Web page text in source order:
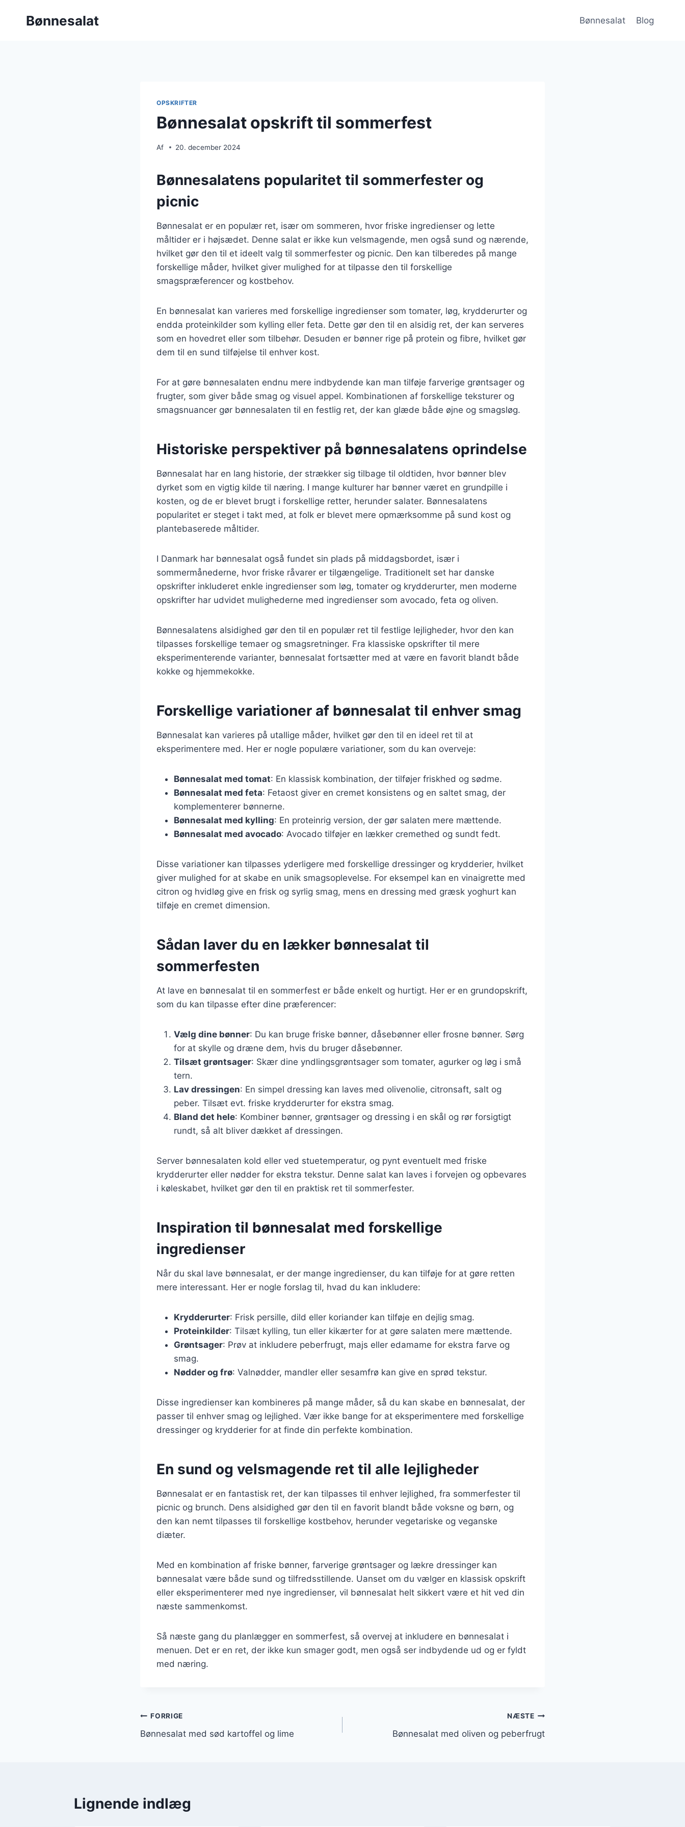
Bønnesalat Bønnesalat Blog
OPSKRIFTER
Bønnesalat opskrift til sommerfest
Af 20. december 2024
Bønnesalatens popularitet til sommerfester og
picnic
Bønnesalat er en populær ret, især om sommeren, hvor friske ingredienser og lette
måltider er i højsædet. Denne salat er ikke kun velsmagende, men også sund og nærende,
hvilket gør den til et ideelt valg til sommerfester og picnic. Den kan tilberedes på mange
forskellige måder, hvilket giver mulighed for at tilpasse den til forskellige
smagspræferencer og kostbehov.
En bønnesalat kan varieres med forskellige ingredienser som tomater, løg, krydderurter og
endda proteinkilder som kylling eller feta. Dette gør den til en alsidig ret, der kan serveres
som en hovedret eller som tilbehør. Desuden er bønner rige på protein og fibre, hvilket gør
dem til en sund tilføjelse til enhver kost.
For at gøre bønnesalaten endnu mere indbydende kan man tilføje farverige grøntsager og
frugter, som giver både smag og visuel appel. Kombinationen af forskellige teksturer og
smagsnuancer gør bønnesalaten til en festlig ret, der kan glæde både øjne og smagsløg.
Historiske perspektiver på bønnesalatens oprindelse
Bønnesalat har en lang historie, der strækker sig tilbage til oldtiden, hvor bønner blev
dyrket som en vigtig kilde til næring. I mange kulturer har bønner været en grundpille i
kosten, og de er blevet brugt i forskellige retter, herunder salater. Bønnesalatens
popularitet er steget i takt med, at folk er blevet mere opmærksomme på sund kost og
plantebaserede måltider.
I Danmark har bønnesalat også fundet sin plads på middagsbordet, især i
sommermånederne, hvor friske råvarer er tilgængelige. Traditionelt set har danske
opskrifter inkluderet enkle ingredienser som løg, tomater og krydderurter, men moderne
opskrifter har udvidet mulighederne med ingredienser som avocado, feta og oliven.
Bønnesalatens alsidighed gør den til en populær ret til festlige lejligheder, hvor den kan
tilpasses forskellige temaer og smagsretninger. Fra klassiske opskrifter til mere
eksperimenterende varianter, bønnesalat fortsætter med at være en favorit blandt både
kokke og hjemmekokke.
Forskellige variationer af bønnesalat til enhver smag
Bønnesalat kan varieres på utallige måder, hvilket gør den til en ideel ret til at
eksperimentere med. Her er nogle populære variationer, som du kan overveje:
Bønnesalat med tomat: En klassisk kombination, der tilføjer friskhed og sødme.
Bønnesalat med feta: Fetaost giver en cremet konsistens og en saltet smag, der
komplementerer bønnerne.
Bønnesalat med kylling: En proteinrig version, der gør salaten mere mættende.
Bønnesalat med avocado: Avocado tilføjer en lækker cremethed og sundt fedt.
Disse variationer kan tilpasses yderligere med forskellige dressinger og krydderier, hvilket
giver mulighed for at skabe en unik smagsoplevelse. For eksempel kan en vinaigrette med
citron og hvidløg give en frisk og syrlig smag, mens en dressing med græsk yoghurt kan
tilføje en cremet dimension.
Sådan laver du en lækker bønnesalat til
sommerfesten
At lave en bønnesalat til en sommerfest er både enkelt og hurtigt. Her er en grundopskrift,
som du kan tilpasse efter dine præferencer:
Vælg dine bønner: Du kan bruge friske bønner, dåsebønner eller frosne bønner. Sørg
for at skylle og dræne dem, hvis du bruger dåsebønner.
Tilsæt grøntsager: Skær dine yndlingsgrøntsager som tomater, agurker og løg i små
tern.
Lav dressingen: En simpel dressing kan laves med olivenolie, citronsaft, salt og
peber. Tilsæt evt. friske krydderurter for ekstra smag.
Bland det hele: Kombiner bønner, grøntsager og dressing i en skål og rør forsigtigt
rundt, så alt bliver dækket af dressingen.
Server bønnesalaten kold eller ved stuetemperatur, og pynt eventuelt med friske
krydderurter eller nødder for ekstra tekstur. Denne salat kan laves i forvejen og opbevares
i køleskabet, hvilket gør den til en praktisk ret til sommerfester.
Inspiration til bønnesalat med forskellige
ingredienser
Når du skal lave bønnesalat, er der mange ingredienser, du kan tilføje for at gøre retten
mere interessant. Her er nogle forslag til, hvad du kan inkludere:
Krydderurter: Frisk persille, dild eller koriander kan tilføje en dejlig smag.
Proteinkilder: Tilsæt kylling, tun eller kikærter for at gøre salaten mere mættende.
Grøntsager: Prøv at inkludere peberfrugt, majs eller edamame for ekstra farve og
smag.
Nødder og frø: Valnødder, mandler eller sesamfrø kan give en sprød tekstur.
Disse ingredienser kan kombineres på mange måder, så du kan skabe en bønnesalat, der
passer til enhver smag og lejlighed. Vær ikke bange for at eksperimentere med forskellige
dressinger og krydderier for at finde din perfekte kombination.
En sund og velsmagende ret til alle lejligheder
Bønnesalat er en fantastisk ret, der kan tilpasses til enhver lejlighed, fra sommerfester til
picnic og brunch. Dens alsidighed gør den til en favorit blandt både voksne og børn, og
den kan nemt tilpasses til forskellige kostbehov, herunder vegetariske og veganske
diæter.
Med en kombination af friske bønner, farverige grøntsager og lækre dressinger kan
bønnesalat være både sund og tilfredsstillende. Uanset om du vælger en klassisk opskrift
eller eksperimenterer med nye ingredienser, vil bønnesalat helt sikkert være et hit ved din
næste sammenkomst.
Så næste gang du planlægger en sommerfest, så overvej at inkludere en bønnesalat i
menuen. Det er en ret, der ikke kun smager godt, men også ser indbydende ud og er fyldt
med næring.
Indlægsnavigation
FORRIGE
Bønnesalat med sød kartoffel og lime
NÆSTE
Bønnesalat med oliven og peberfrugt
Lignende indlæg